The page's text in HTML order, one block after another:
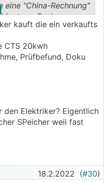
.
eine "China-Rechnung"
Rechnung
kauft die ein verkaufts
CTS 20kwh
Prüfbefund, Doku
Elektriker? Eigentlich
SPeicher weil fast
18.2.2022 (#30)